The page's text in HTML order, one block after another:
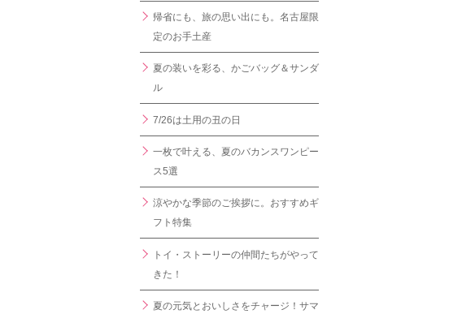
帰省にも、旅の思い出にも。名古屋限
定のお手土産
夏の装いを彩る、かごバッグ＆サンダ
ル
7/26は土用の丑の日
一枚で叶える、夏のバカンスワンピー
ス5選
涼やかな季節のご挨拶に。おすすめギ
フト特集
トイ・ストーリーの仲間たちがやって
きた！
夏の元気とおいしさをチャージ！サマ